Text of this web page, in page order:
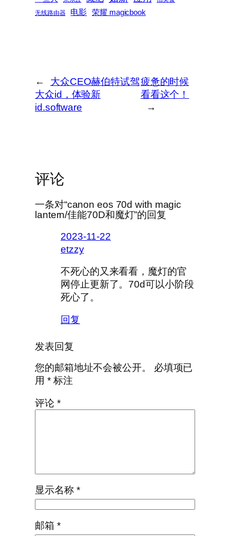
无线路由器
电影 荣耀 magicbook
←
大众CEO赫伯特试驾
大众id，体验新
id.software
疲惫的时候
看看这个！
→
评论
一条对“canon eos 70d with magic
lantern/佳能70D和魔灯”的回复
2023-11-22
etzzy
不死心的又来看看，魔灯的官
网停止更新了。70d可以小阶段
死心了。
回复
发表回复
您的邮箱地址不会被公开。
必填项已
用 *标注
评论 *
显示名称 *
邮箱 *